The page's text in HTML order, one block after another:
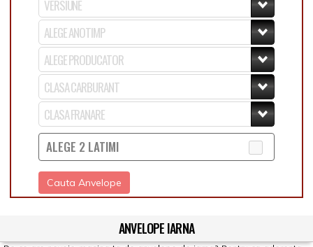
ALEGE 2 LATIMI
Cauta Anvelope
ANVELOPE IARNA